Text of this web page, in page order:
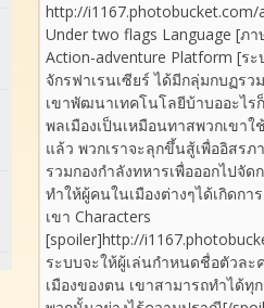
http://i1167.photobucket.com/
Under two flags Language [ภ
Action-adventure Platform [ร
จักรฟาเรนเซียร์ ได้มีกลุ่มกบฏร
เขาพัฒนาเทคโนโลยีบ้าบออะไร
พลเมืองเป็นเหมือนทาสพวกเขา
แล้ว พวกเราจะลุกขึ้นสู้เพื่ออิสร
รวมกองกำลังทหารเพื่อออกไปจั
ทำให้ผู้คนในเมืองต่างๆได้เกิดก
เขา Characters
[spoiler]http://
ระบบจะให้ผู้เล่นกำหนดชื่อตัวละ
เมืองของตน เขาสามารถทำได้ทุ